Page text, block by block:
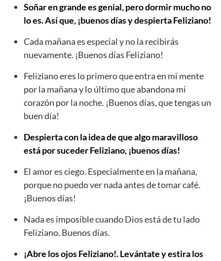
Soñar en grande es genial, pero dormir mucho no
lo es. Así que, ¡buenos días y despierta Feliziano!
Cada mañana es especial y no la recibirás
nuevamente. ¡Buenos días Feliziano!
Feliziano eres lo primero que entra en mi mente
por la mañana y lo último que abandona mi
corazón por la noche. ¡Buenos días, que tengas un
buen día!
Despierta con la idea de que algo maravilloso
está por suceder Feliziano, ¡buenos días!
El amor es ciego. Especialmente en la mañana,
porque no puedo ver nada antes de tomar café.
¡Buenos días!
Nada es imposible cuando Dios está de tu lado
Feliziano. Buenos días.
¡Abre los ojos Feliziano!. Levántate y estira los